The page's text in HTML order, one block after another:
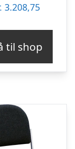
3.208,75
til shop